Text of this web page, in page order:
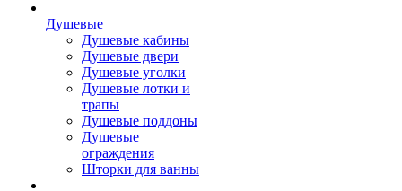
Душевые
Душевые кабины
Душевые двери
Душевые уголки
Душевые лотки и
трапы
Душевые поддоны
Душевые
ограждения
Шторки для ванны